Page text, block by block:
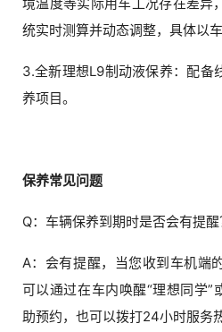
境温度等实际用车工况存在差异
统实时测算并动态调整，具体以车
3.全新理想L9制动液保养：配备
养项目。
保养常见问题
Q：车辆保养到期时是否会有提醒
A：会有提醒，当您收到车机端
可以通过在车内唤醒“理想同学”
助预约，也可以拨打24小时服